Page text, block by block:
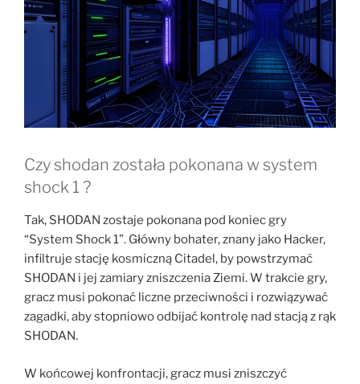
Czy shodan została pokonana w system
shock 1 ?
Tak, SHODAN zostaje pokonana pod koniec gry
“System Shock 1”. Główny bohater, znany jako Hacker,
infiltruje stację kosmiczną Citadel, by powstrzymać
SHODAN i jej zamiary zniszczenia Ziemi. W trakcie gry,
gracz musi pokonać liczne przeciwności i rozwiązywać
zagadki, aby stopniowo odbijać kontrolę nad stacją z rąk
SHODAN.
W końcowej konfrontacji, gracz musi zniszczyć